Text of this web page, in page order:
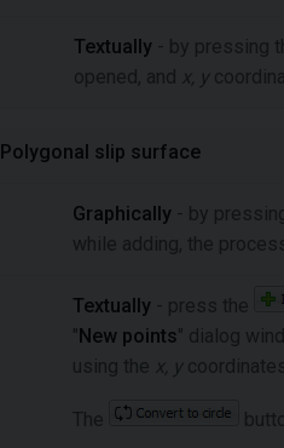
Textually - by pressing
opened, and x y
Polygonal slip surface
Graphically - by
while adding, the
Textually - press the
"New points" dialog
using the x y
The